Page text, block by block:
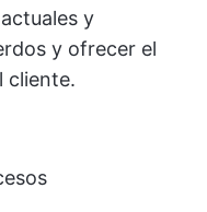
y
y ofrecer el
cliente.